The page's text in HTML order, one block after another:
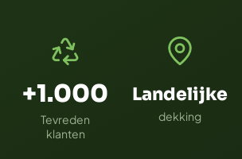
+1.000
Tevreden
klanten
Landelijke
dekking